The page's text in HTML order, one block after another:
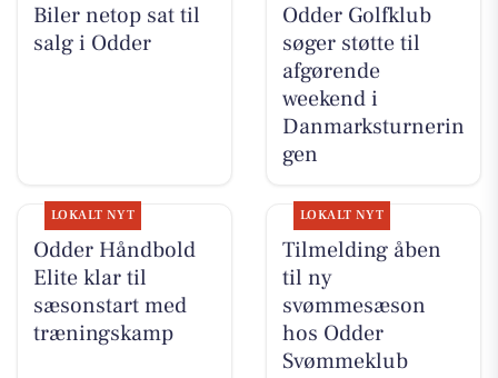
Biler netop sat til
salg i Odder
Odder Golfklub
søger støtte til
afgørende
weekend i
Danmarksturnerin
gen
LOKALT NYT
Odder Håndbold
Elite klar til
sæsonstart med
træningskamp
LOKALT NYT
Tilmelding åben
til ny
svømmesæson
hos Odder
Svømmeklub